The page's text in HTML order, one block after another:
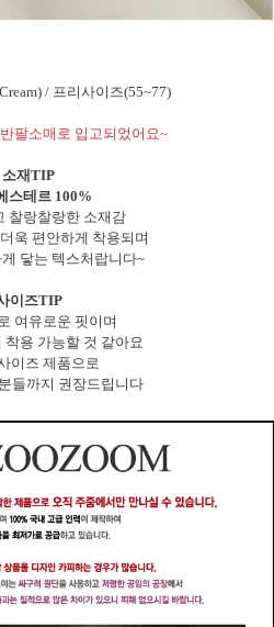
/ 프리사이즈(55~77)
팔소매로 입고되었어요~
소재TIP
스테르 100%
찰랑찰랑한 소재감
욱 편안하게 착용되며
닿는 텍스처랍니다~
이즈TIP
여유로운 핏이며
착용 가능할 것 같아요
이즈 제품으로
들까지 권장드립니다